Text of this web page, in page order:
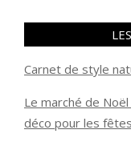
Carnet de style
Le marché de
déco pour les fêtes